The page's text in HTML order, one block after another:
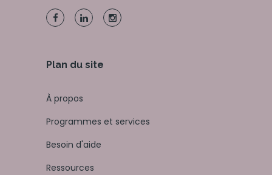
Plan du site
À propos
Programmes et services
Besoin d'aide
Ressources